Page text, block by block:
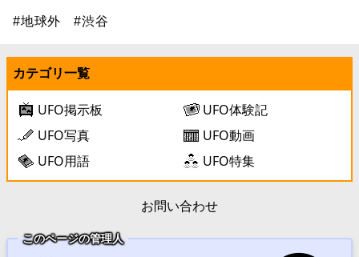
#地球外 #渋谷
カテゴリ一覧
UFO掲示板
UFO体験記
UFO写真
UFO動画
UFO用語
UFO特集
お問い合わせ
このページの管理人